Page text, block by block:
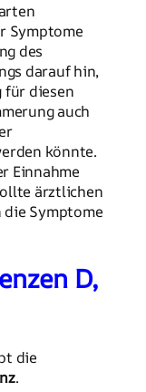
Symptome
des
darauf hin,
für diesen
auch
könnte.
Einnahme
ärztlichen
Symptome
D,
die
.